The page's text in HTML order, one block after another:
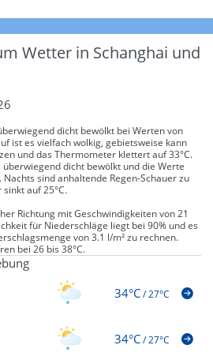
Wetter in Schanghai und
dicht bewölkt bei Werten von
ist es vielfach wolkig, gebietsweise kann
und das Thermometer klettert auf 33°C.
dicht bewölkt und die Werte
sind anhaltende Regen-Schauer zu
auf 25°C.
Richtung mit Geschwindigkeiten von 21
für Niederschläge liegt bei 90% und es
von 3.1 l/m² zu rechnen.
bei 26 bis 38°C.
34°C/27°C
34°C/27°C